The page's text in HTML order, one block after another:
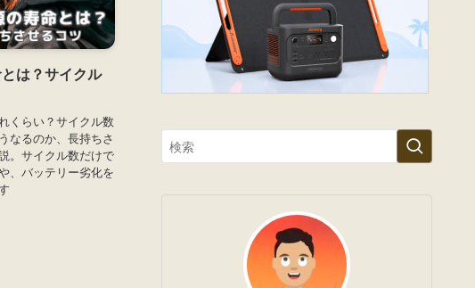
は？サイクル
くらい？サイクル数
なるのか、長持ちさ
。サイクル数だけで
、バッテリー劣化を